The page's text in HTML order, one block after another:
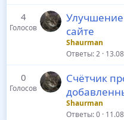
4
Голосов
Улучшение
сайте
Shaurman
Ответы 2
0
Голосов
Счётчик
Shaurman
Ответы 0